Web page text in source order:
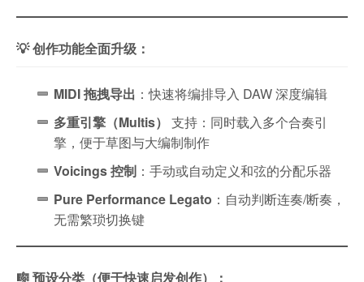
💡 创作功能全面升级：
MIDI 拖拽导出 ：快速将编排导入 DAW 深度编辑
多重引擎（Multis） 支持：同时载入多个合奏引
擎，便于草图与大编制制作
Voicings 控制 ：手动或自动定义和弦的分配乐器
Pure Performance Legato ：自动判断连奏/断奏，
无需繁琐切换键
🎼 预设分类（便于快速启发创作）：